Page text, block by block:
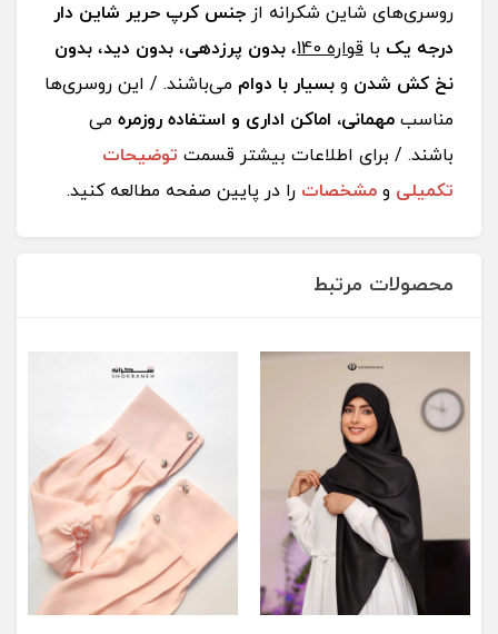
روسری‌‌های شاین شکرانه از جنس کرپ حریر شاین دار
درجه یک با قواره 140 ، بدون پرزدهی، بدون دید، بدون
نخ کش شدن و بسیار با دوام می‌باشند. / این روسری‌ها
مناسب مهمانی، اماکن اداری و استفاده روزمره می
باشند. / برای اطلاعات بیشتر قسمت توضیحات
تکمیلی و مشخصات را در پایین صفحه مطالعه کنید.
محصولات مرتبط